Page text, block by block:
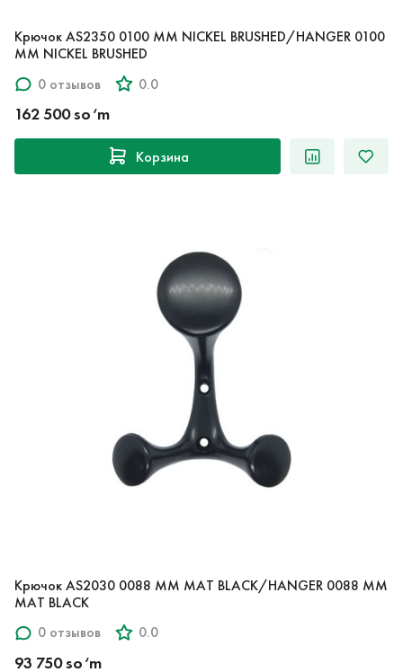
Крючок AS2350 0100 MM NICKEL BRUSHED/HANGER 0100
MM NICKEL BRUSHED
0 отзывов
0.0
162 500 so‘m
Корзина
Крючок AS2030 0088 MM MAT BLACK/HANGER 0088 MM
MAT BLACK
0 отзывов
0.0
93 750 so‘m